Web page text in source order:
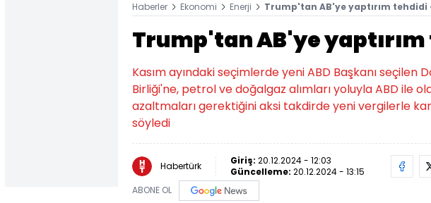
Haberler Ekonomi Enerji Trump'tan AB'ye yaptırım tehdidi
Trump'tan AB'ye
Kasım ayındaki seçimlerde yeni ABD Başkanı seçilen
Birliği'ne, petrol ve doğalgaz alımları yoluyla ABD ile
azaltmaları gerektiğini aksi takdirde yeni vergilerle
söyledi
Habertürk Giriş: 20.12.2024 - 12:03
Güncelleme: 20.12.2024 - 13:15
ABONE OL